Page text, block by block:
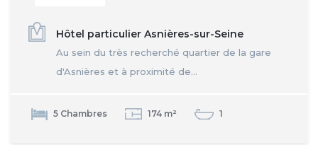
Hôtel particulier Asnières-sur-Seine
Au sein du très recherché quartier de la gare
d'Asnières et à proximité de...
5 Chambres 174 m² 1